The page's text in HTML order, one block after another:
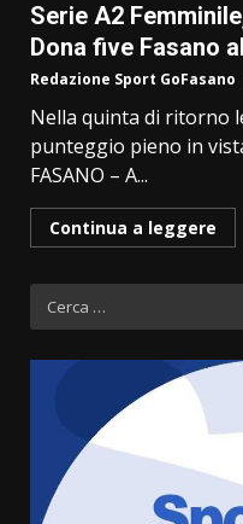
Serie A2
Dona five Fasano
Redazione Sport GoFasano
Nella quinta di ritorno
punteggio pieno in
FASANO – A...
Continua a leggere
Ricerca
per: